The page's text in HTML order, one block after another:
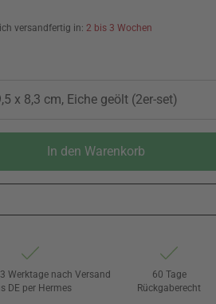
versandfertig in: 2 bis 3 Wochen
x 8,3 cm, Eiche geölt (2er-set)
In den Warenkorb
Werktage nach Versand
DE per Hermes
60 Tage
Rückgaberecht